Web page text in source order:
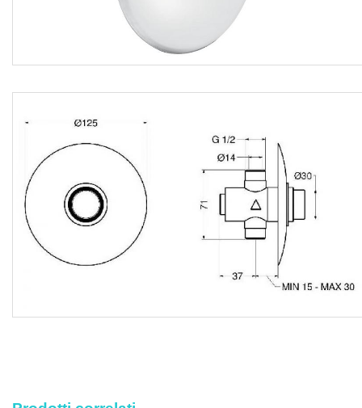
collegamenti, l’espulsione dell’eccedenza di grasso ed
ulteriori detriti eventualmente presenti tramite il deflusso di
una buona quantità di acqua calda, le eventuali
assistenze murarie, la pulizia finale con l'asportazione dei
corrispettivi per diritti di discarica, nonché ogni altra
prestazione accessoria occorrente per eseguire l’opera a
regola d’arte.